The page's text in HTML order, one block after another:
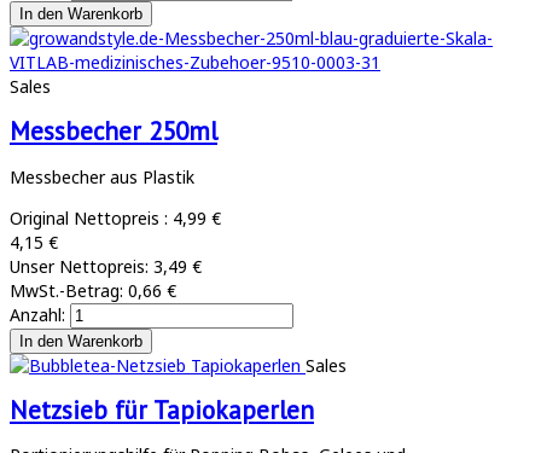
Sales
Messbecher 250ml
Messbecher aus Plastik
Original Nettopreis : 4,99 €
4,15 €
Unser Nettopreis: 3,49 €
MwSt.-Betrag: 0,66 €
Anzahl:
Sales
Netzsieb für Tapiokaperlen